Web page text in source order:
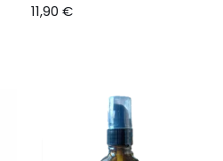
11,90€